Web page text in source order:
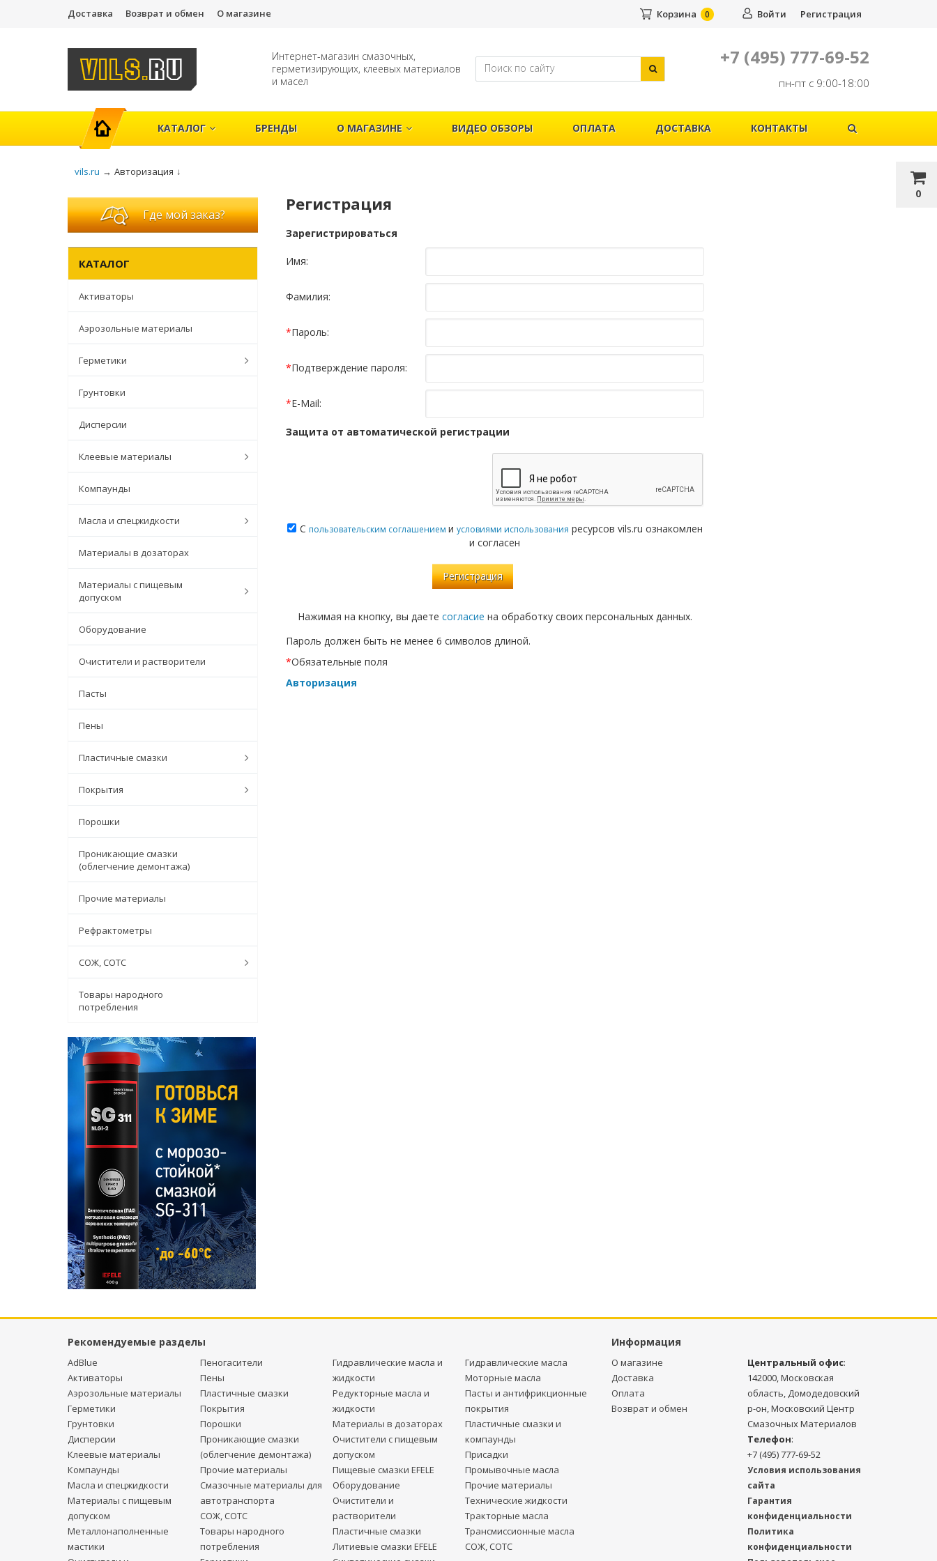
Доставка Возврат и обмен О магазине
0
Войти Регистрация
Корзина 0
Интернет-магазин смазочных,
герметизирующих, клеевых материалов
и масел
+7 (495) 777-69-52
пн-пт с 9:00-18:00
ГЛАВНАЯ
КАТАЛОГ БРЕНДЫ О МАГАЗИНЕ ВИДЕО ОБЗОРЫ ОПЛАТА ДОСТАВКА КОНТАКТЫ
vils.ru → Авторизация ↓
Где мой заказ?
КАТАЛОГ
Активаторы
Аэрозольные материалы
Герметики
Грунтовки
Дисперсии
Клеевые материалы
Компаунды
Масла и спецжидкости
Материалы в дозаторах
Материалы с пищевым
допуском
Оборудование
Очистители и растворители
Пасты
Пены
Пластичные смазки
Покрытия
Порошки
Проникающие смазки
(облегчение демонтажа)
Прочие материалы
Рефрактометры
СОЖ, СОТС
Товары народного
потребления
Регистрация
Зарегистрироваться
Имя:
Фамилия:
*Пароль:
*Подтверждение пароля:
*E-Mail:
Защита от автоматической регистрации
С пользовательским соглашением и условиями использования ресурсов vils.ru ознакомлен
и согласен
Нажимая на кнопку, вы даете согласие на обработку своих персональных данных.
Пароль должен быть не менее 6 символов длиной.
*Обязательные поля
Авторизация
Рекомендуемые разделы Информация
AdBlue
Активаторы
Аэрозольные материалы
Герметики
Грунтовки
Дисперсии
Клеевые материалы
Компаунды
Масла и спецжидкости
Материалы с пищевым
допуском
Металлонаполненные
мастики
Пеногасители
Пены
Пластичные смазки
Покрытия
Порошки
Проникающие смазки
(облегчение демонтажа)
Прочие материалы
Смазочные материалы для
автотранспорта
СОЖ, СОТС
Товары народного
потребления
Гидравлические масла и
жидкости
Редукторные масла и
жидкости
Материалы в дозаторах
Очистители с пищевым
допуском
Пищевые смазки EFELE
Оборудование
Очистители и
растворители
Пластичные смазки
Литиевые смазки EFELE
Гидравлические масла
Моторные масла
Пасты и антифрикционные
покрытия
Пластичные смазки и
компаунды
Присадки
Промывочные масла
Прочие материалы
Технические жидкости
Тракторные масла
Трансмиссионные масла
СОЖ, СОТС
О магазине
Доставка
Оплата
Возврат и обмен
Центральный офис:
142000, Московская
область, Домодедовский
р-он, Московский Центр
Смазочных Материалов
Телефон:
+7 (495) 777-69-52
Условия использования
сайта
Гарантия
конфиденциальности
Политика
конфиденциальности